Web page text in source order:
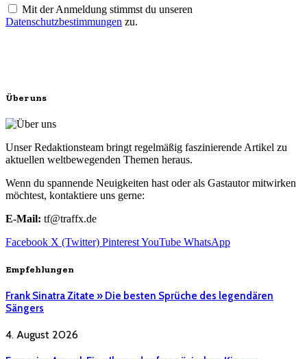
Mit der Anmeldung stimmst du unseren
Datenschutzbestimmungen zu.
Über uns
Unser Redaktionsteam bringt regelmäßig faszinierende Artikel zu
aktuellen weltbewegenden Themen heraus.
Wenn du spannende Neuigkeiten hast oder als Gastautor mitwirken
möchtest, kontaktiere uns gerne:
E-Mail: tf@traffx.de
Facebook X (Twitter) PinterestYouTube WhatsApp
Empfehlungen
Frank Sinatra Zitate » Die besten Sprüche des legendären
Sängers
4. August 2026